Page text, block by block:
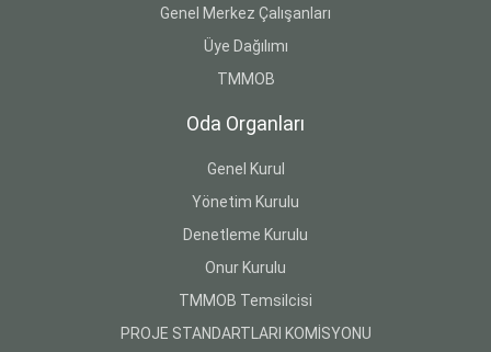
Genel Merkez Çalışanları
Üye Dağılımı
TMMOB
Oda Organları
Genel Kurul
Yönetim Kurulu
Denetleme Kurulu
Onur Kurulu
TMMOB Temsilcisi
PROJE STANDARTLARI KOMİSYONU